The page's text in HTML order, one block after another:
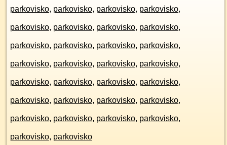
parkovisko, parkovisko, parkovisko, parkovisko,
parkovisko, parkovisko, parkovisko, parkovisko,
parkovisko, parkovisko, parkovisko, parkovisko,
parkovisko, parkovisko, parkovisko, parkovisko,
parkovisko, parkovisko, parkovisko, parkovisko,
parkovisko, parkovisko, parkovisko, parkovisko,
parkovisko, parkovisko, parkovisko, parkovisko,
parkovisko, parkovisko